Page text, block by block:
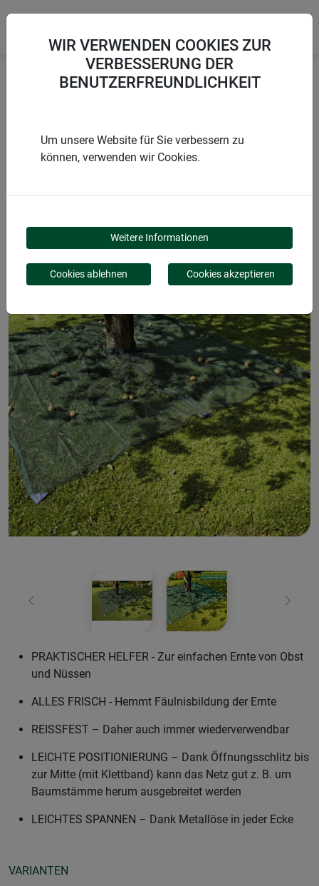
ERNTENETZ
Zurück Weiter
PRAKTISCHER HELFER - Zur einfachen Ernte von Obst
und Nüssen
ALLES FRISCH - Hemmt Fäulnisbildung der Ernte
REISSFEST – Daher auch immer wiederverwendbar
LEICHTE POSITIONIERUNG – Dank Öffnungsschlitz bis
zur Mitte (mit Klettband) kann das Netz gut z. B. um
Baumstämme herum ausgebreitet werden
LEICHTES SPANNEN – Dank Metallöse in jeder Ecke
VARIANTEN
WIR VERWENDEN COOKIES ZUR
VERBESSERUNG DER
BENUTZERFREUNDLICHKEIT
Um unsere Website für Sie verbessern zu
können, verwenden wir Cookies.
Weitere Informationen
Cookies ablehnen Cookies akzeptieren